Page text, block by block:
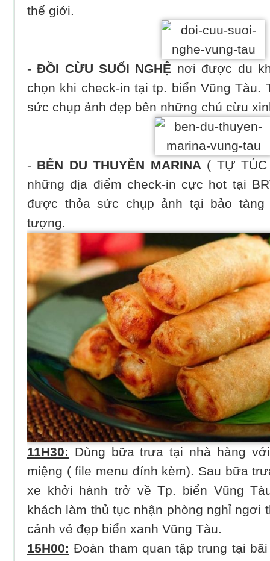
thế giới.
- ĐỒI CỪU SUỐI NGHỆ nơi được du
chọn khi check-in tại tp. biển Vũng Tàu.
sức chụp ảnh đẹp bên những chú cừu
- BẾN DU THUYỀN MARINA( TỰ TÚC
những địa điểm check-in cực hot tại
được thỏa sức chụp ảnh tại bảo tàng
tượng.
11H30: Dùng bữa trưa tại nhà hàng
miệng ( file menu đính kèm). Sau bữa
xe khởi hành trở về Tp. biển Vũng
khách làm thủ tục nhận phòng nghỉ ngơi
cảnh vẻ đẹp biển xanh Vũng Tàu.
15H00: Đoàn tham quan tập trung tại